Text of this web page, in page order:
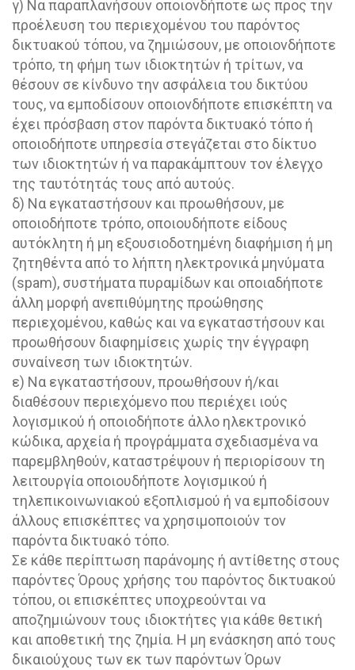
γ) Να παραπλανήσουν οποιονδήποτε ως προς την
προέλευση του περιεχομένου του παρόντος
δικτυακού τόπου, να ζημιώσουν, με οποιονδήποτε
τρόπο, τη φήμη των ιδιοκτητών ή τρίτων, να
θέσουν σε κίνδυνο την ασφάλεια του δικτύου
τους, να εμποδίσουν οποιονδήποτε επισκέπτη να
έχει πρόσβαση στον παρόντα δικτυακό τόπο ή
οποιοδήποτε υπηρεσία στεγάζεται στο δίκτυο
των ιδιοκτητών ή να παρακάμπτουν τον έλεγχο
της ταυτότητάς τους από αυτούς.
δ) Να εγκαταστήσουν και προωθήσουν, με
οποιοδήποτε τρόπο, οποιουδήποτε είδους
αυτόκλητη ή μη εξουσιοδοτημένη διαφήμιση ή μη
ζητηθέντα από το λήπτη ηλεκτρονικά μηνύματα
(spam), συστήματα πυραμίδων και οποιαδήποτε
άλλη μορφή ανεπιθύμητης προώθησης
περιεχομένου, καθώς και να εγκαταστήσουν και
προωθήσουν διαφημίσεις χωρίς την έγγραφη
συναίνεση των ιδιοκτητών.
ε) Να εγκαταστήσουν, προωθήσουν ή/και
διαθέσουν περιεχόμενο που περιέχει ιούς
λογισμικού ή οποιοδήποτε άλλο ηλεκτρονικό
κώδικα, αρχεία ή προγράμματα σχεδιασμένα να
παρεμβληθούν, καταστρέψουν ή περιορίσουν τη
λειτουργία οποιουδήποτε λογισμικού ή
τηλεπικοινωνιακού εξοπλισμού ή να εμποδίσουν
άλλους επισκέπτες να χρησιμοποιούν τον
παρόντα δικτυακό τόπο.
Σε κάθε περίπτωση παράνομης ή αντίθετης στους
παρόντες Όρους χρήσης του παρόντος δικτυακού
τόπου, οι επισκέπτες υποχρεούνται να
αποζημιώνουν τους ιδιοκτήτες για κάθε θετική
και αποθετική της ζημία. Η μη ενάσκηση από τους
δικαιούχους των εκ των παρόντων Όρων